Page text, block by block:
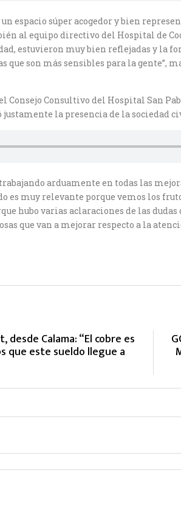
espacio súper acogedor y bien
al equipo directivo del Hospital de
estuvieron muy bien reflejadas y la
son más sensibles para la gente”,
Consejo Consultivo del Hospital San
la presencia de la sociedad
arduamente en todas las
es muy relevante porque vemos los
hubo varias aclaraciones de las
que van a mejorar respecto a la
Calama: “El cobre es
que este sueldo llegue a